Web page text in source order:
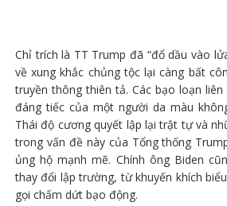
Chỉ trích là TT Trump đã “đổ dầu vào
về xung khắc chủng tộc lại càng bất
truyền thông thiên tả. Các bạo loạn
đáng tiếc của một người da màu
Thái độ cương quyết lập lại trật tự và
trong vấn đề này của Tổng thống
ủng hộ mạnh mẽ. Chính ông Biden
thay đổi lập trường, từ khuyến khích
gọi chấm dứt bạo động.